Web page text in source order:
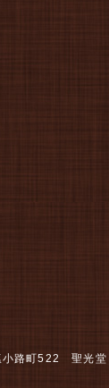
小路町522 聖光堂